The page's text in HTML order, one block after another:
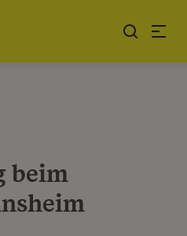
beim